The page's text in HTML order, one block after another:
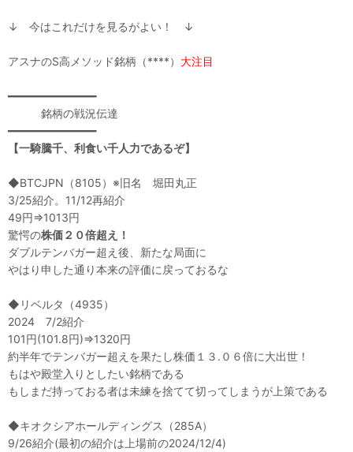
↓ 今はこれだけを見るがよい！ ↓
アスナのS高メソッド銘柄（****） 大注目
━━━━━━━━━━━━━━
銘柄の戦況伝達
━━━━━━━━━━━━━━
【一騎騰千、利食い千人力であるぞ】
◆BTCJPN（8105）※旧名 堀田丸正
3/25紹介。11/12再紹介
49円⇒1013円
驚愕の株価２０倍超え！
ダブルテンバガー超え後、新たな局面に
やはり申した通り本来の評価に戻っておるな
◆リベルタ（4935）
2024 7/2紹介
101円(101.8円)⇒1320円
約半年でテンバガー超えを果たし株価１３.０６倍に大出世！
もはや殿堂入りとしたい銘柄である
もしまだ持っておる者は未練を捨てて切ってしまうが上策である
◆キオクシアホールディングス（285A）
9/26紹介(最初の紹介は上場前の2024/12/4)